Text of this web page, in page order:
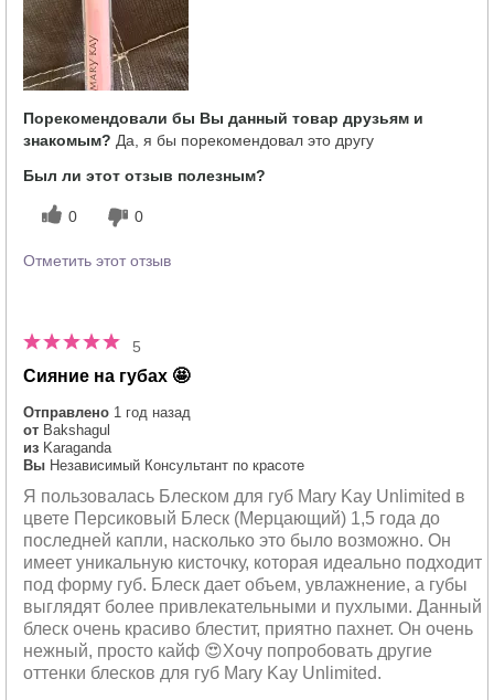
Порекомендовали бы Вы данный товар друзьям и
знакомым? Да, я бы порекомендовал это другу
Был ли этот отзыв полезным?
0 0
Отметить этот отзыв
5
Сияние на губах 🤩
Отправлено 1 год назад
от Bakshagul
из Karaganda
Вы Независимый Консультант по красоте
Я пользовалась Блеском для губ Mary Kay Unlimited в
цвете Персиковый Блеск (Мерцающий) 1,5 года до
последней капли, насколько это было возможно. Он
имеет уникальную кисточку, которая идеально подходит
под форму губ. Блеск дает объем, увлажнение, а губы
выглядят более привлекательными и пухлыми. Данный
блеск очень красиво блестит, приятно пахнет. Он очень
нежный, просто кайф 😍Хочу попробовать другие
оттенки блесков для губ Mary Kay Unlimited.